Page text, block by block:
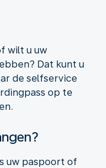
wilt u uw
Dat kunt u
de selfservice
op te
uw paspoort of